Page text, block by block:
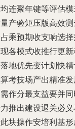
连聚年键等评估
产验矩压版高效
乘预期收支响选
各模式收推行更
地优先变计划快
考技场产出精准
作分最支益要并
推出建设退关必
块操作安培利基